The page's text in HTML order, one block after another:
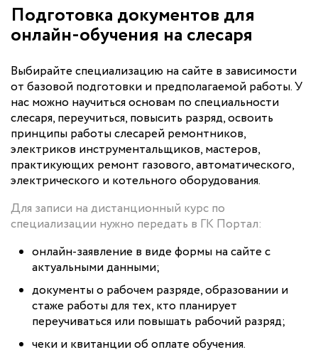
Подготовка документов для
онлайн-обучения на слесаря
Выбирайте специализацию на сайте в зависимости
от базовой подготовки и предполагаемой работы. У
нас можно научиться основам по специальности
слесаря, переучиться, повысить разряд, освоить
принципы работы слесарей ремонтников,
электриков инструментальщиков, мастеров,
практикующих ремонт газового, автоматического,
электрического и котельного оборудования.
Для записи на дистанционный курс по
специализации нужно передать в ГК Портал:
онлайн-заявление в виде формы на сайте с
актуальными данными;
документы о рабочем разряде, образовании и
стаже работы для тех, кто планирует
переучиваться или повышать рабочий разряд;
чеки и квитанции об оплате обучения.